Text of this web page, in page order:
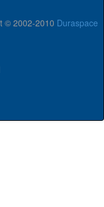
© 2002-2010 Duraspace